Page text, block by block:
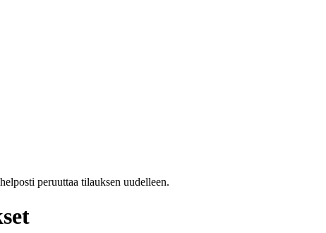
peruuttaa tilauksen uudelleen.